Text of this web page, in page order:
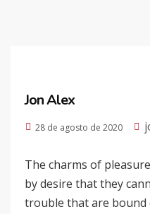
Jon Alex
28 de agosto de 2020
The charms of
by desire that they
trouble that are bound